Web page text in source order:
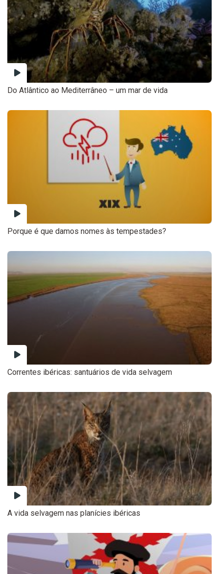
Do Atlântico ao Mediterrâneo – um mar de vida
Porque é que damos nomes às tempestades?
Correntes ibéricas: santuários de vida selvagem
A vida selvagem nas planícies ibéricas